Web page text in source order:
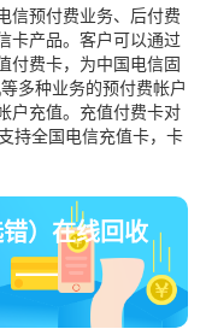
信预付费业务、后付费
卡产品。客户可以通过
付费卡，为中国电信固
多种业务的预付费帐户
户充值。充值付费卡对
持全国电信充值卡，卡
）在线回收